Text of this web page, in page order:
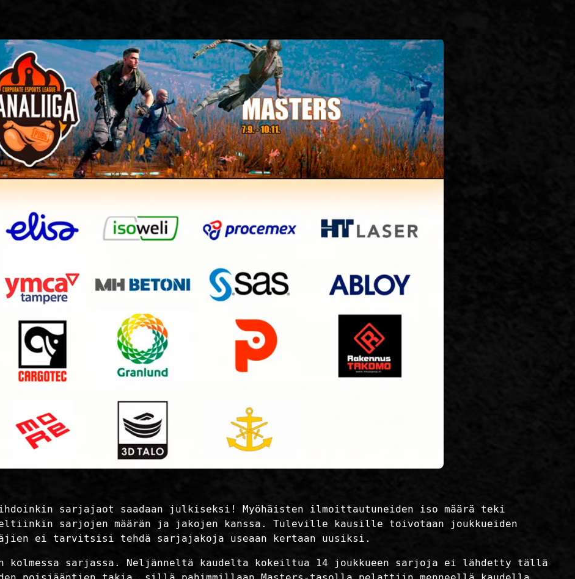
sarjajaot saadaan julkiseksi! Myöhäisten ilmoittautuneiden iso määrä teki
sarjojen määrän ja jakojen kanssa. Tuleville kausille toivotaan joukkueiden
ei tarvitsisi tehdä sarjajakoja useaan kertaan uusiksi.
kolmessa sarjassa. Neljänneltä kaudelta kokeiltua 14 joukkueen sarjoja ei lähdetty tällä